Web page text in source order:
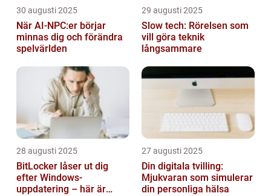
30 augusti 2025
När AI-NPC:er börjar
minnas dig och förändra
spelvärlden
29 augusti 2025
Slow tech: Rörelsen som
vill göra teknik
långsammare
28 augusti 2025
BitLocker låser ut dig
efter Windows-
uppdatering – här är
27 augusti 2025
Din digitala tvilling:
Mjukvaran som simulerar
din personliga hälsa